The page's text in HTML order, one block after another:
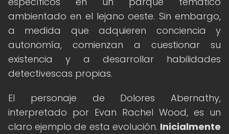
ambientado en el lejano oeste. Sin embargo,
a medida que adquieren conciencia y
autonomía, comienzan a cuestionar su
existencia y a desarrollar habilidades
detectivescas propias.
El personaje de Dolores Abernathy,
interpretado por Evan Rachel Wood, es un
claro ejemplo de esta evolución. Inicialmente